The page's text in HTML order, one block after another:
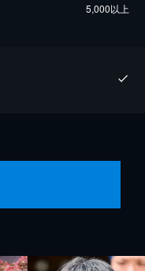
5,000以上